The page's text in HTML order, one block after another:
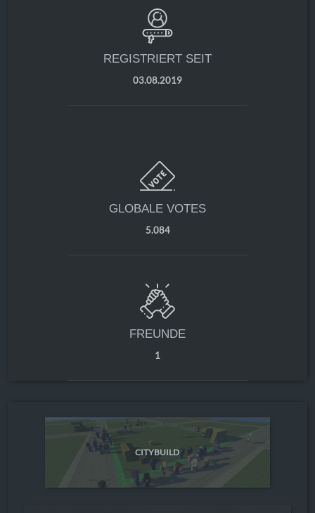
REGISTRIERT SEIT
03.08.2019
GLOBALE VOTES
5.084
FREUNDE
1
CITYBUILD